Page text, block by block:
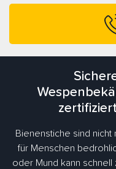
Bienenstiche sind
für Menschen
oder Mund kann